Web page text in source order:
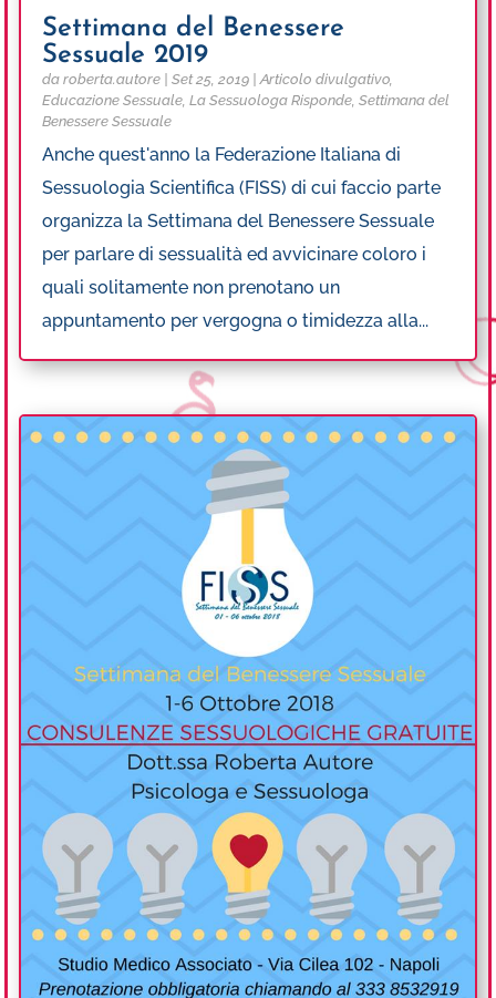
Settimana del Benessere
Sessuale 2019
daroberta.autore |Set 25, 2019 |Articolo divulgativo,
Educazione Sessuale,La Sessuologa Risponde,Settimana del
Benessere Sessuale
Anche quest'anno la Federazione Italiana di
Sessuologia Scientifica (FISS) di cui faccio parte
organizza la Settimana del Benessere Sessuale
per parlare di sessualità ed avvicinare coloro i
quali solitamente non prenotano un
appuntamento per vergogna o timidezza alla...